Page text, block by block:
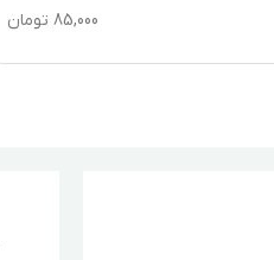
85,000 تومان